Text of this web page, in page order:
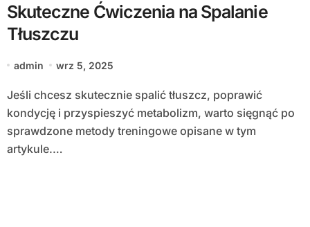
Skuteczne Ćwiczenia na Spalanie
Tłuszczu
admin wrz 5, 2025
Jeśli chcesz skutecznie spalić tłuszcz, poprawić
kondycję i przyspieszyć metabolizm, warto sięgnąć po
sprawdzone metody treningowe opisane w tym
artykule.…